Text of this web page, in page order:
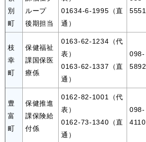
別
町
ループ
後期担当
01634-6-1995（直
通）
5551
枝
幸
町
保健福祉
課国保医
療係
0163-62-1234（代
表）
0163-62-1337（直
通）
098-
5892
豊
富
町
保健推進
課保険給
付係
0162-82-1001（代
表）
0162-73-1340（直
通）
098-
4110